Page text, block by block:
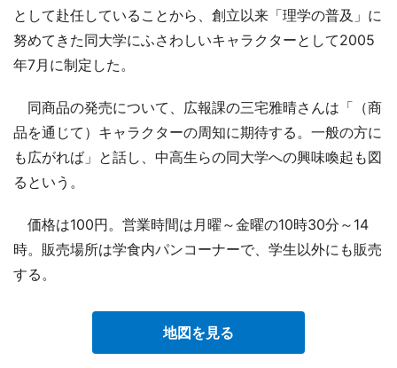
として赴任していることから、創立以来「理学の普及」に
努めてきた同大学にふさわしいキャラクターとして2005
年7月に制定した。
同商品の発売について、広報課の三宅雅晴さんは「（商
品を通じて）キャラクターの周知に期待する。一般の方に
も広がれば」と話し、中高生らの同大学への興味喚起も図
るという。
価格は100円。営業時間は月曜～金曜の10時30分～14
時。販売場所は学食内パンコーナーで、学生以外にも販売
する。
地図を見る